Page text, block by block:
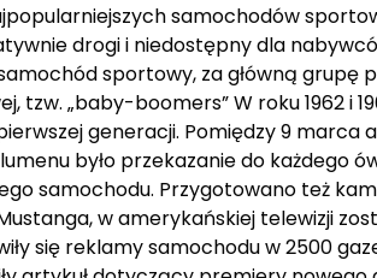
samochodów
drogi i niedostępny dla
sportowy, za główną
tzw. „baby-boomers” W roku 1962 i
generacji. Pomiędzy 9 marca
było przekazanie do każdego
samochodu. Przygotowano też
w amerykańskiej telewizji
się reklamy samochodu w 2500